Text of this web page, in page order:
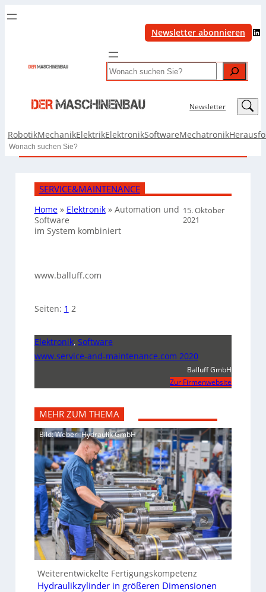
Newsletter abonnieren LinkedIn
Search
Newsletter LinkedIn
RobotikMechanikElektrikElektronikSoftwareMechatronik
Search
SERVICE&MAINTENANCE
Home» Elektronik» Automation und
Software
im System kombiniert
15. Oktober
2021
www.balluff.com
Seiten: 1 2
Elektronik, Software
www.service-and-maintenance.com 2020
Balluff GmbH
Zur Firmenwebsite
MEHR ZUM THEMA
Bild: Weber- Hydraulik GmbH
Weiterentwickelte Fertigungskompetenz
Hydraulikzylinder in größeren Dimensionen